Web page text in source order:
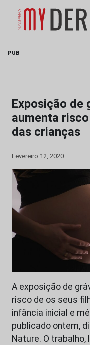
PUB
Exposição de
aumenta
das crianças
Fevereiro 12, 2020
A exposição de
risco de os seus
infância inicial e
publicado ontem,
Nature. O